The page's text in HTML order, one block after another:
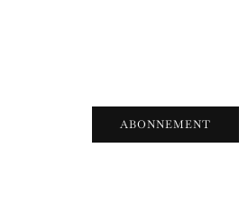
ABONNEMENT